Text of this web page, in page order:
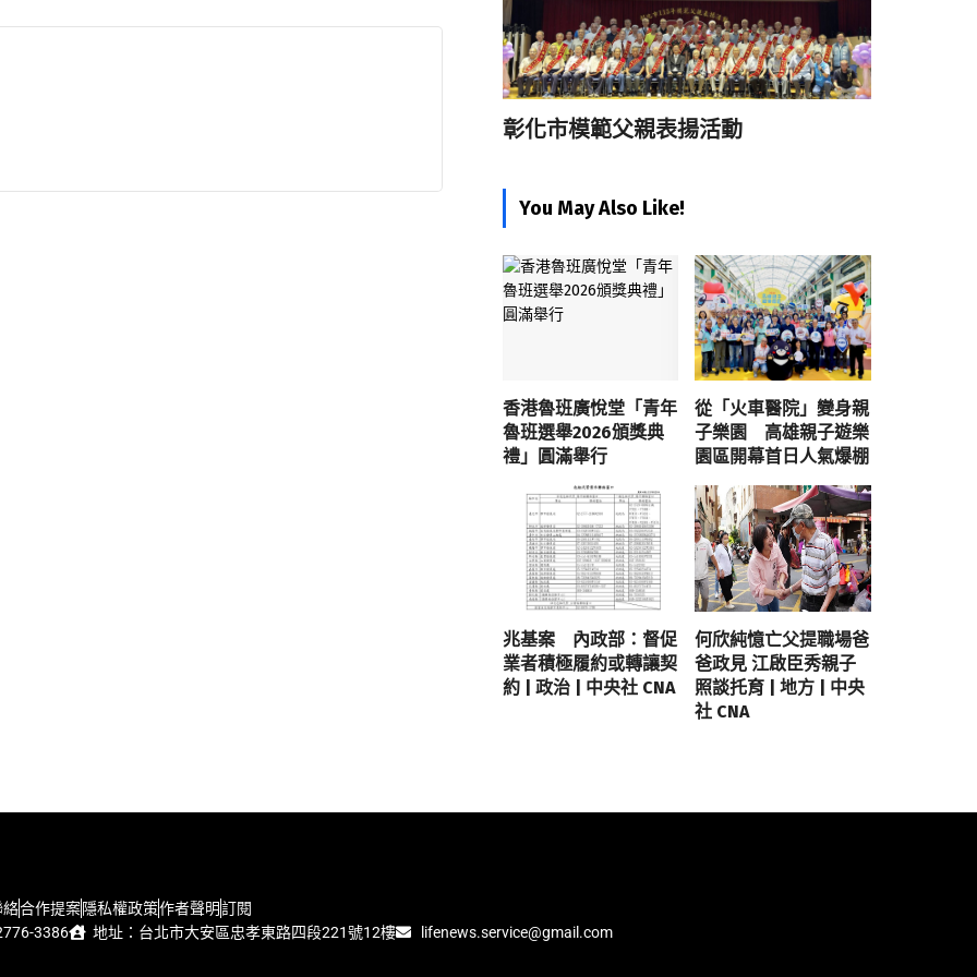
彰化市模範父親表揚活動
You May Also Like!
香港魯班廣悅堂「青年
魯班選舉2026頒獎典
禮」圓滿舉行
從「火車醫院」變身親
子樂園 高雄親子遊樂
園區開幕首日人氣爆棚
兆基案 內政部：督促
業者積極履約或轉讓契
約 | 政治 | 中央社 CNA
何欣純憶亡父提職場爸
爸政見 江啟臣秀親子
照談托育 | 地方 | 中央
社 CNA
絡合作提案隱私權政策作者聲明訂閱
3386
地址：台北市大安區忠孝東路四段221號12樓 lifenews.service@gmail.com